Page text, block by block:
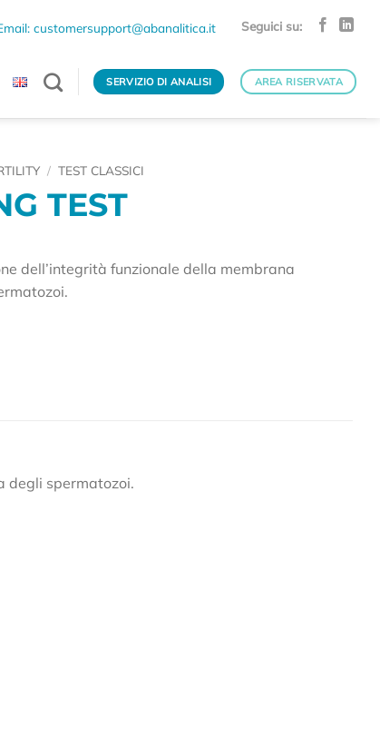
customersupport@abanalitica.it Seguici su:
SERVIZIO DI ANALISI AREA RISERVATA
/ TEST CLASSICI
TEST
dell’integrità funzionale della membrana
degli spermatozoi.